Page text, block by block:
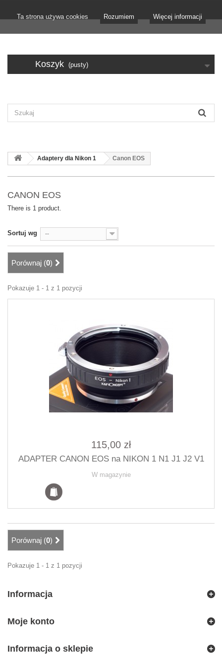
Ta strona używa cookies Rozumiem Więcej informacji
Koszyk (pusty)
Adaptery dla Nikon 1 Canon EOS
CANON EOS
There is 1 product.
Sortuj wg --
Porównaj (0)
Pokazuje 1 - 1 z 1 pozycji
115,00 zł
ADAPTER CANON EOS na NIKON 1 N1 J1 J2 V1
W magazynie
Porównaj (0)
Pokazuje 1 - 1 z 1 pozycji
Informacja
Moje konto
Informacja o sklepie